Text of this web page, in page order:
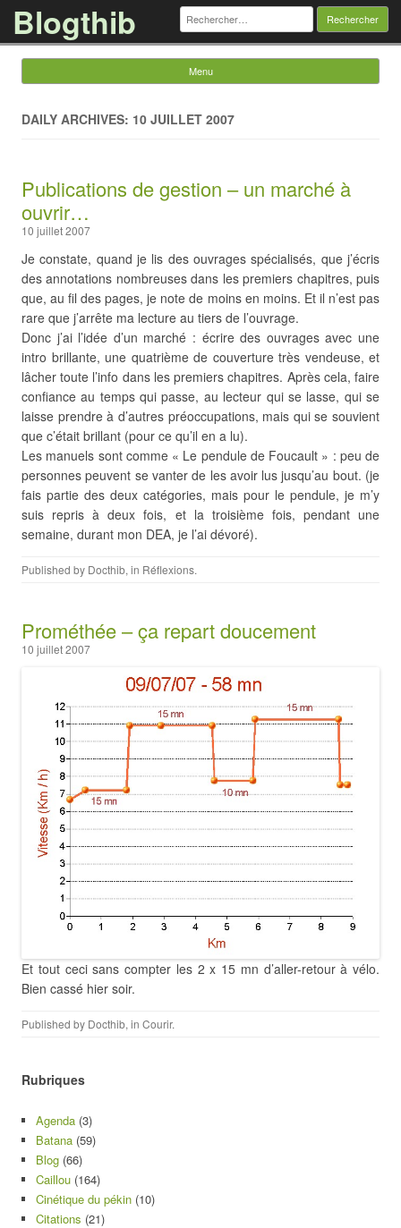
Blogthib Rechercher :
Menu
DAILY ARCHIVES: 10 JUILLET 2007
Publications de gestion – un marché à
ouvrir…
10 juillet 2007
Je constate, quand je lis des ouvrages spécialisés, que j’écris
des annotations nombreuses dans les premiers chapitres, puis
que, au fil des pages, je note de moins en moins. Et il n’est pas
rare que j’arrête ma lecture au tiers de l’ouvrage.
Donc j’ai l’idée d’un marché : écrire des ouvrages avec une
intro brillante, une quatrième de couverture très vendeuse, et
lâcher toute l’info dans les premiers chapitres. Après cela, faire
confiance au temps qui passe, au lecteur qui se lasse, qui se
laisse prendre à d’autres préoccupations, mais qui se souvient
que c’était brillant (pour ce qu’il en a lu).
Les manuels sont comme « Le pendule de Foucault » : peu de
personnes peuvent se vanter de les avoir lus jusqu’au bout. (je
fais partie des deux catégories, mais pour le pendule, je m’y
suis repris à deux fois, et la troisième fois, pendant une
semaine, durant mon DEA, je l’ai dévoré).
Published by Docthib, in Réflexions.
Prométhée – ça repart doucement
10 juillet 2007
Et tout ceci sans compter les 2 x 15 mn d’aller-retour à vélo.
Bien cassé hier soir.
Published by Docthib, in Courir.
Rubriques
Agenda (3)
Batana (59)
Blog (66)
Caillou (164)
Cinétique du pékin (10)
Citations (21)